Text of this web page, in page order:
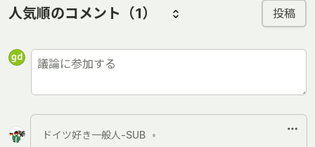
人気順のコメント （1） 投稿
ドイツ好き一般人-SUB •